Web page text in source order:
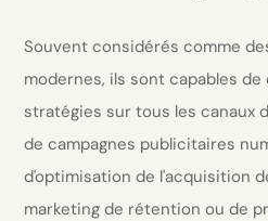
Souvent considérés comme
modernes, ils sont capables
stratégies sur tous les canaux
de campagnes publicitaires
d'optimisation de l'acquisition
marketing de rétention ou de